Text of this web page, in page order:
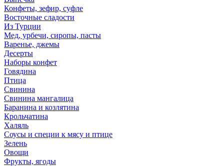
Конфеты, зефир, суфле
Восточные сладости
Из Турции
Мед, урбечи, сиропы, пасты
Варенье, джемы
Десерты
Наборы конфет
Говядина
Птица
Свинина
Свинина мангалица
Баранина и козлятина
Крольчатина
Халяль
Соусы и специи к мясу и птице
Зелень
Овощи
Фрукты, ягоды